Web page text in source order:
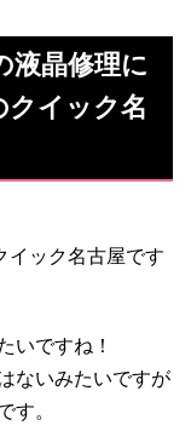
液晶修理に
クイック名
イック名古屋です
いですね！
ないみたいですが
す。